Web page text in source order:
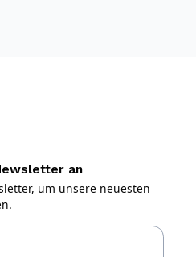
an
um unsere neuesten